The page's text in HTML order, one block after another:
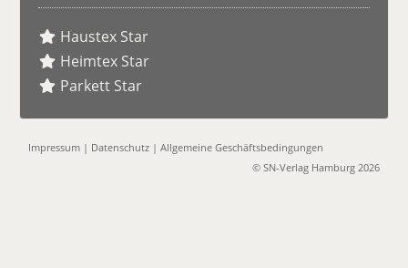
Haustex Star
Heimtex Star
Parkett Star
Impressum | Datenschutz |Allgemeine Geschäftsbedingungen
© SN-Verlag Hamburg 2026